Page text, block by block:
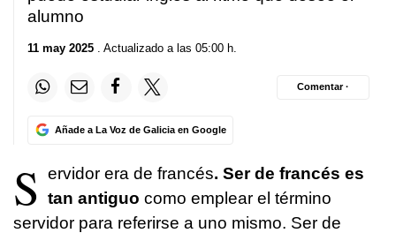
alumno
11 may 2025 . Actualizado a las 05:00 h.
Añade a La Voz de Galicia en Google
Comentar ·
S ervidor era de francés. Ser de francés es
tan antiguo como emplear el término
servidor para referirse a uno mismo. Ser de